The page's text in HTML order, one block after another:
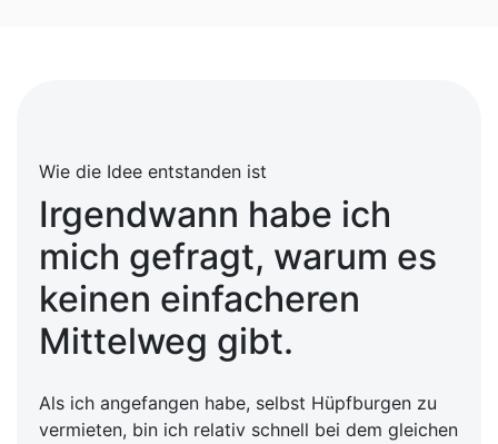
Wie die Idee entstanden ist
Irgendwann habe ich
mich gefragt, warum es
keinen einfacheren
Mittelweg gibt.
Als ich angefangen habe, selbst Hüpfburgen zu
vermieten, bin ich relativ schnell bei dem gleichen